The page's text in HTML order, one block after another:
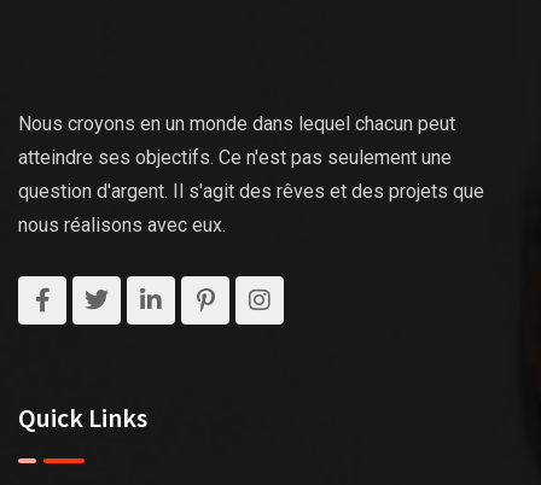
Nous croyons en un monde dans lequel chacun peut
atteindre ses objectifs. Ce n'est pas seulement une
question d'argent. Il s'agit des rêves et des projets que
nous réalisons avec eux.
Quick Links